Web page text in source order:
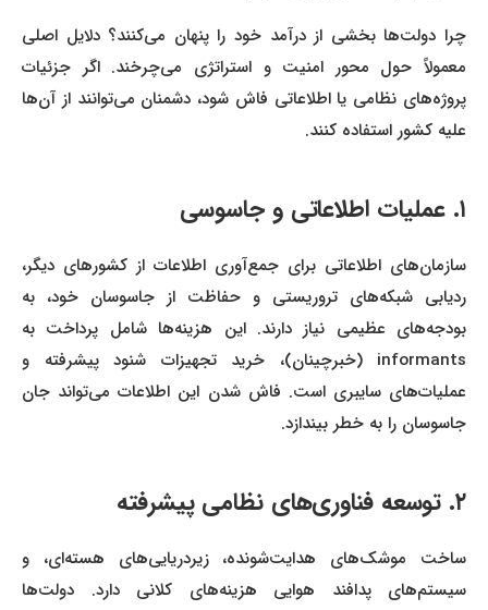
چرا دولت‌ها بخشی از درآمد خود را پنهان می‌کنند؟ دلایل اصلی
معمولاً حول محور امنیت و استراتژی می‌چرخند. اگر جزئیات
پروژه‌های نظامی یا اطلاعاتی فاش شود، دشمنان می‌توانند از آن‌ها
علیه کشور استفاده کنند.
سازمان‌های اطلاعاتی برای جمع‌آوری اطلاعات از کشورهای دیگر،
ردیابی شبکه‌های تروریستی و حفاظت از جاسوسان خود، به
بودجه‌های عظیمی نیاز دارند. این هزینه‌ها شامل پرداخت به
informants (خبرچینان)، خرید تجهیزات شنود پیشرفته و
عملیات‌های سایبری است. فاش شدن این اطلاعات می‌تواند جان
جاسوسان را به خطر بیندازد.
ساخت موشک‌های هدایت‌شونده، زیردریایی‌های هسته‌ای، و
سیستم‌های پدافند هوایی هزینه‌های کلانی دارد. دولت‌ها